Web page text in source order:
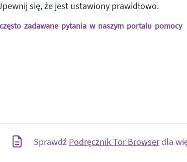
się, że jest ustawiony prawidłowo.
zadawane pytania w naszym portalu pomocy
Sprawdź Podręcznik Tor Browserdla